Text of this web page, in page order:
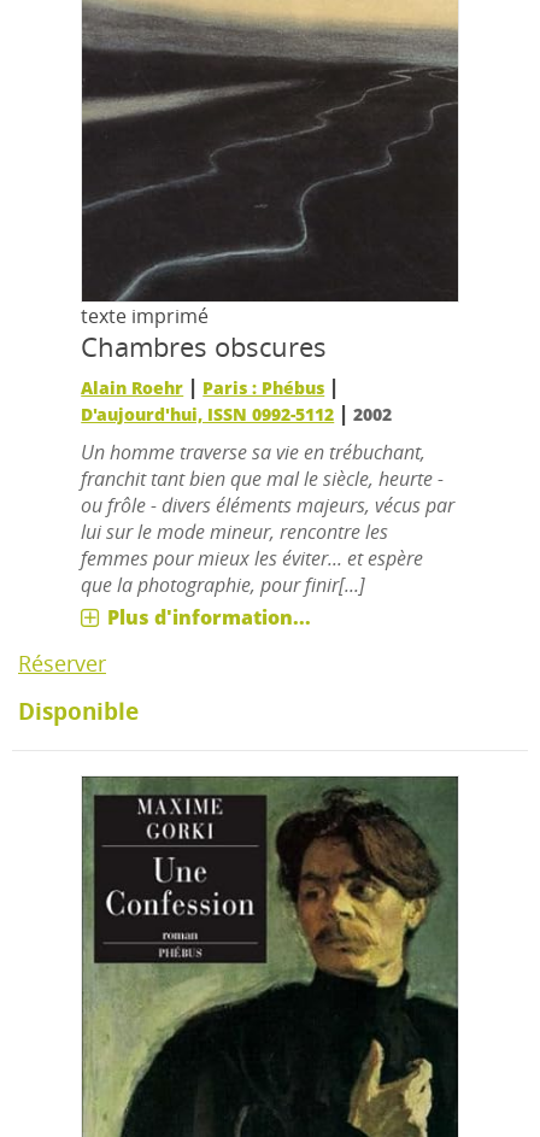
texte imprimé
Chambres obscures
Alain Roehr | Paris : Phébus |
D'aujourd'hui, ISSN 0992-5112 |2002
Un homme traverse sa vie en trébuchant,
franchit tant bien que mal le siècle, heurte -
ou frôle - divers éléments majeurs, vécus par
lui sur le mode mineur, rencontre les
femmes pour mieux les éviter... et espère
que la photographie, pour finir[...]
Plus d'information...
Réserver
Disponible